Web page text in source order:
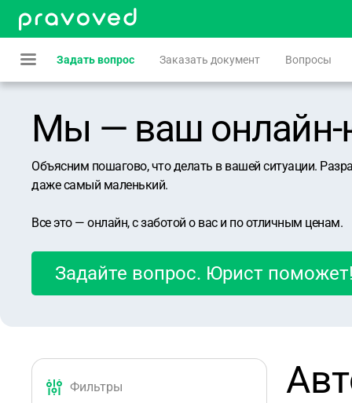
Задать вопрос Заказать документ Вопросы
Мы — ваш онлайн-
Объясним пошагово, что делать в вашей ситуации.
даже самый маленький.
Все это — онлайн, с заботой о вас и по отличным ценам.
Задайте вопрос. Юрист поможет!
Фильтры